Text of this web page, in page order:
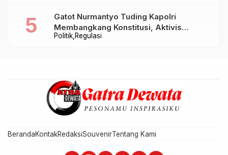
Politik Regulasi
Gatot Nurmantyo Tuding Kapolri
Membangkang Konstitusi, Aktivis
Tegaskan Polri Tak Punya Sejarah
BerandaKontakRedaksiSouvenirTentang Kami